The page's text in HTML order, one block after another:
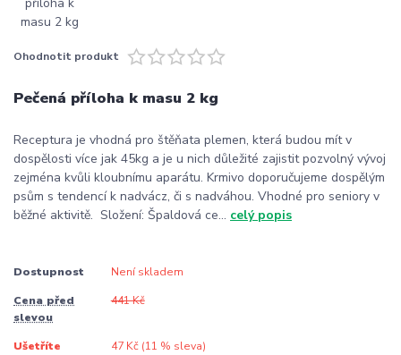
Ohodnotit produkt
Pečená příloha k masu 2 kg
Receptura je vhodná pro štěňata plemen, která budou mít v
dospělosti více jak 45kg a je u nich důležité zajistit pozvolný vývoj
zejména kvůli kloubnímu aparátu. Krmivo doporučujeme dospělým
psům s tendencí k nadvácz, či s nadváhou. Vhodné pro seniory v
běžné aktivitě. Složení: Špaldová ce... celý popis
Dostupnost Není skladem
Cena před
slevou
441 Kč
Ušetříte 47 Kč (11 % sleva)